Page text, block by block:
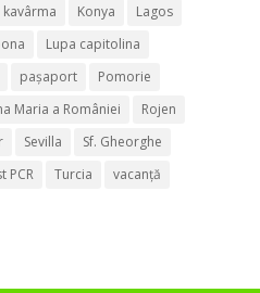
kavârma Konya
Lagos
Lupa capitolina
pașaport
Pomorie
Maria a României
Rojen
Sevilla
Sf. Gheorghe
PCR Turcia
vacanță